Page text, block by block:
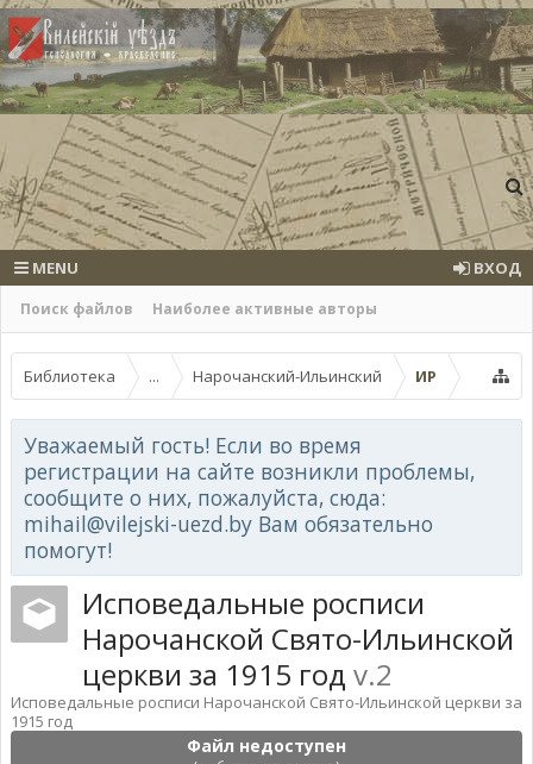
Поиск файлов Наиболее активные авторы
MENU ВХОД
Библиотека ... Нарочанский-Ильинский ИР
Уважаемый гость! Если во время
регистрации на сайте возникли проблемы,
сообщите о них, пожалуйста, сюда:
mihail@vilejski-uezd.by Вам обязательно
помогут!
Файл недоступен
Исповедальные росписи
Нарочанской Свято-Ильинской
церкви за 1915 год v.2
Исповедальные росписи Нарочанской Свято-Ильинской церкви за
1915 год